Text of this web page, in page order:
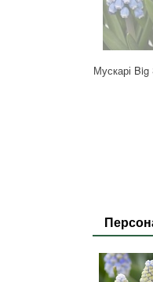
Мускарі Big